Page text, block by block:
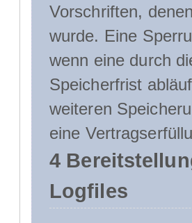
Vorschriften,
wurde. Eine
wenn eine durch
Speicherfrist
weiteren
eine
4
Logfiles